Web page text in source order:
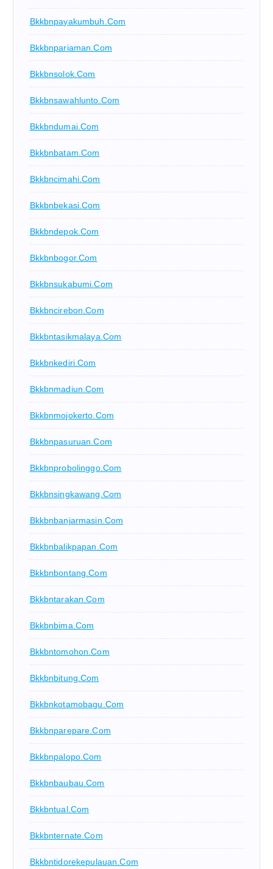
Bkkbnpayakumbuh.com
Bkkbnpariaman.com
Bkkbnsolok.com
Bkkbnsawahlunto.com
Bkkbndumai.com
Bkkbnbatam.com
Bkkbncimahi.com
Bkkbnbekasi.com
Bkkbndepok.com
Bkkbnbogor.com
Bkkbnsukabumi.com
Bkkbncirebon.com
Bkkbntasikmalaya.com
Bkkbnkediri.com
Bkkbnmadiun.com
Bkkbnmojokerto.com
Bkkbnpasuruan.com
Bkkbnprobolinggo.com
Bkkbnsingkawang.com
Bkkbnbanjarmasin.com
Bkkbnbalikpapan.com
Bkkbnbontang.com
Bkkbntarakan.com
Bkkbnbima.com
Bkkbntomohon.com
Bkkbnbitung.com
Bkkbnkotamobagu.com
Bkkbnparepare.com
Bkkbnpalopo.com
Bkkbnbaubau.com
Bkkbntual.com
Bkkbnternate.com
Bkkbntidorekepulauan.com